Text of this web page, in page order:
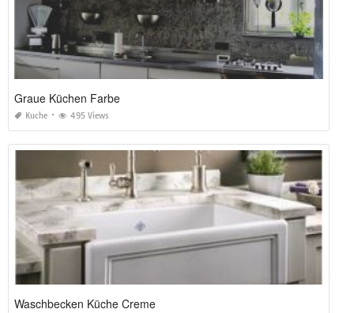
Graue Küchen Farbe
Kuche 495 Views
Waschbecken Küche Creme